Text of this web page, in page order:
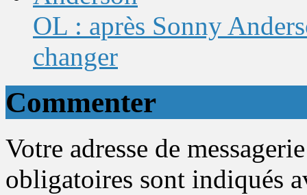
OL : après Sonny
changer
Commenter
Votre adresse de
obligatoires sont indiqués